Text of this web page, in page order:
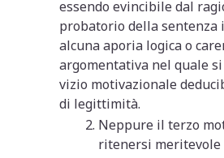
essendo evincibile dal
probatorio della sentenza
alcuna aporia logica o
argomentativa nel quale
vizio motivazionale
di legittimità.
Neppure il terzo
ritenersi meritevole